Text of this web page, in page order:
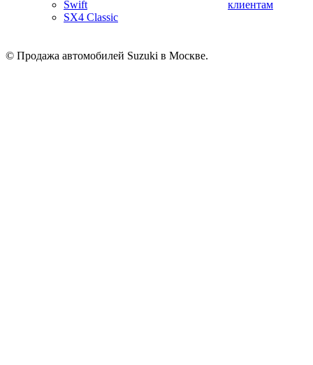
Swift
SX4 Classic
клиентам
© Продажа автомобилей Suzuki в Москве.